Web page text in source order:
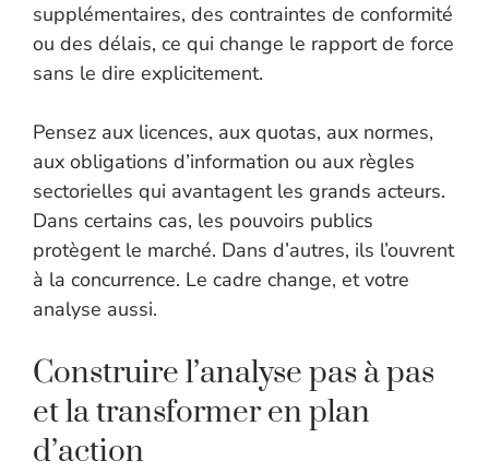
supplémentaires, des contraintes de conformité
ou des délais, ce qui change le rapport de force
sans le dire explicitement.
Pensez aux licences, aux quotas, aux normes,
aux obligations d’information ou aux règles
sectorielles qui avantagent les grands acteurs.
Dans certains cas, les pouvoirs publics
protègent le marché. Dans d’autres, ils l’ouvrent
à la concurrence. Le cadre change, et votre
analyse aussi.
Construire l’analyse pas à pas
et la transformer en plan
d’action